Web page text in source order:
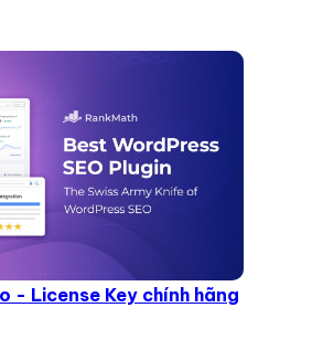
- License Key chính hãng